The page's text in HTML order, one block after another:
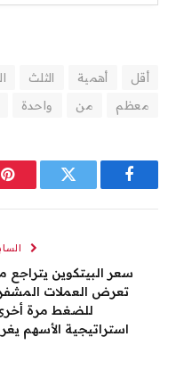
أقل أهمية الثلث
معظم
من واحدة
فيسبوك تويتر
سعر البيتكوين يتراجع
تعرض العملات
للضغط مرة
استراتيجية الأسهم